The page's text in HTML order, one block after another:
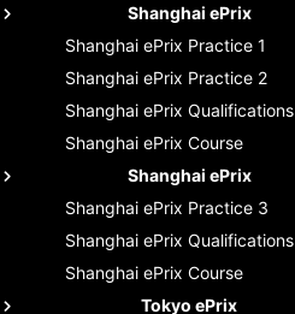
Shanghai ePrix
Shanghai ePrix Practice 1
Shanghai ePrix Practice 2
Shanghai ePrix Qualifications
Shanghai ePrix Course
Shanghai ePrix
Shanghai ePrix Practice 3
Shanghai ePrix Qualifications
Shanghai ePrix Course
Tokyo ePrix